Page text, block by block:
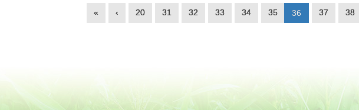
« ‹ 20 31 32 33 34 35 36 37 38